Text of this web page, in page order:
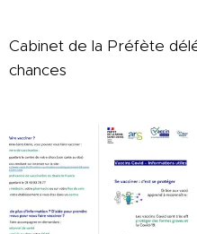
Cabinet de la Préfète
chances